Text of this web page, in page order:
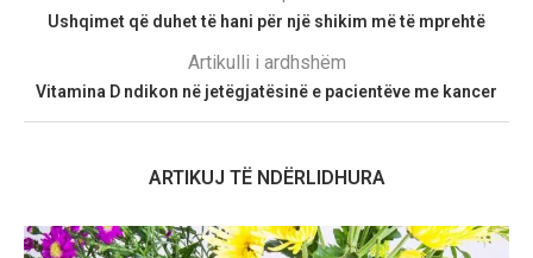
Ushqimet që duhet të hani për një shikim më të mprehtë
Artikulli i ardhshëm
Vitamina D ndikon në jetëgjatësinë e pacientëve me kancer
ARTIKUJ TË NDËRLIDHURA